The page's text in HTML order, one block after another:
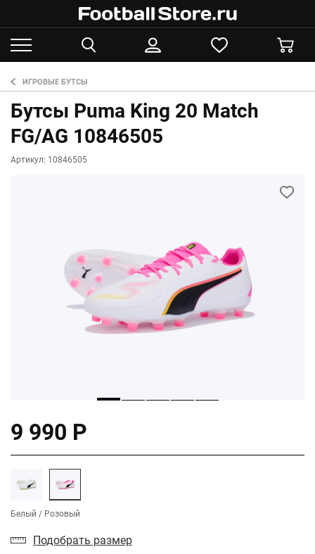
ИГРОВЫЕ БУТСЫ
Бутсы Puma King 20 Match
FG/AG 10846505
Артикул: 10846505
9 990 Р
Белый / Розовый
Подобрать размер